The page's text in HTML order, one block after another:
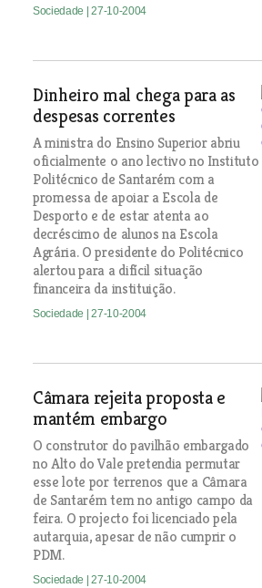
Sociedade | 27-10-2004
Dinheiro mal chega para as
despesas correntes
A ministra do Ensino Superior abriu
oficialmente o ano lectivo no Instituto
Politécnico de Santarém com a
promessa de apoiar a Escola de
Desporto e de estar atenta ao
decréscimo de alunos na Escola
Agrária. O presidente do Politécnico
alertou para a difícil situação
financeira da instituição.
Sociedade | 27-10-2004
Câmara rejeita proposta e
mantém embargo
O construtor do pavilhão embargado
no Alto do Vale pretendia permutar
esse lote por terrenos que a Câmara
de Santarém tem no antigo campo da
feira. O projecto foi licenciado pela
autarquia, apesar de não cumprir o
PDM.
Sociedade | 27-10-2004